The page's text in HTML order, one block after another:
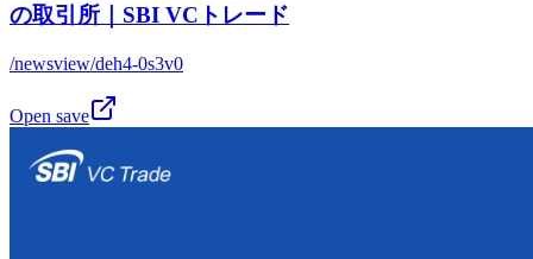
の取引所｜SBI VCトレード
/newsview/deh4-0s3v0
Open save